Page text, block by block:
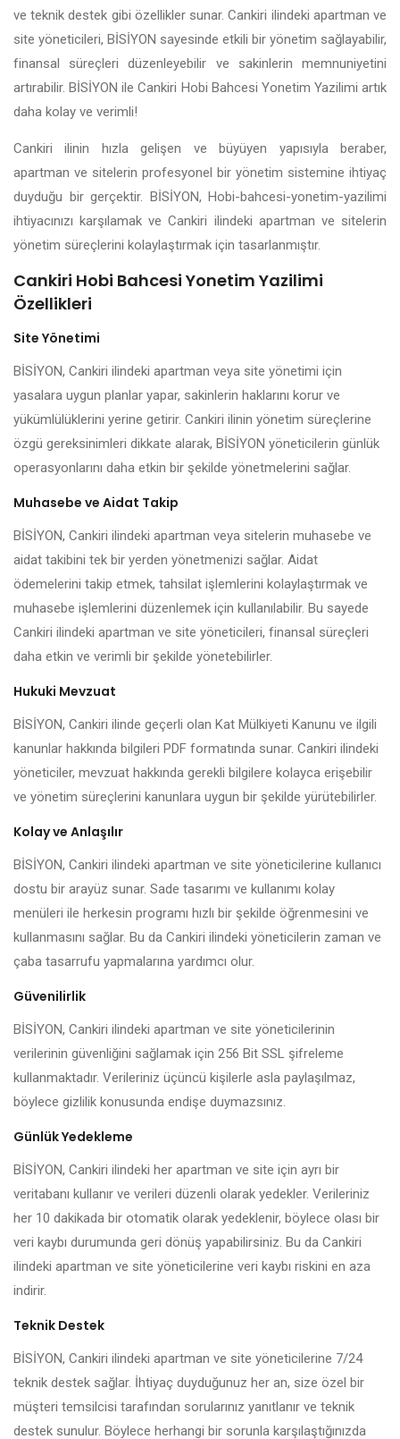
ve teknik destek gibi özellikler sunar. Cankiri ilindeki apartman ve
site yöneticileri, BİSİYON sayesinde etkili bir yönetim sağlayabilir,
finansal süreçleri düzenleyebilir ve sakinlerin memnuniyetini
artırabilir. BİSİYON ile Cankiri Hobi Bahcesi Yonetim Yazilimi artık
daha kolay ve verimli!
Cankiri ilinin hızla gelişen ve büyüyen yapısıyla beraber,
apartman ve sitelerin profesyonel bir yönetim sistemine ihtiyaç
duyduğu bir gerçektir. BİSİYON, Hobi-bahcesi-yonetim-yazilimi
ihtiyacınızı karşılamak ve Cankiri ilindeki apartman ve sitelerin
yönetim süreçlerini kolaylaştırmak için tasarlanmıştır.
Cankiri Hobi Bahcesi Yonetim Yazilimi
Özellikleri
Site Yönetimi
BİSİYON, Cankiri ilindeki apartman veya site yönetimi için
yasalara uygun planlar yapar, sakinlerin haklarını korur ve
yükümlülüklerini yerine getirir. Cankiri ilinin yönetim süreçlerine
özgü gereksinimleri dikkate alarak, BİSİYON yöneticilerin günlük
operasyonlarını daha etkin bir şekilde yönetmelerini sağlar.
Muhasebe ve Aidat Takip
BİSİYON, Cankiri ilindeki apartman veya sitelerin muhasebe ve
aidat takibini tek bir yerden yönetmenizi sağlar. Aidat
ödemelerini takip etmek, tahsilat işlemlerini kolaylaştırmak ve
muhasebe işlemlerini düzenlemek için kullanılabilir. Bu sayede
Cankiri ilindeki apartman ve site yöneticileri, finansal süreçleri
daha etkin ve verimli bir şekilde yönetebilirler.
Hukuki Mevzuat
BİSİYON, Cankiri ilinde geçerli olan Kat Mülkiyeti Kanunu ve ilgili
kanunlar hakkında bilgileri PDF formatında sunar. Cankiri ilindeki
yöneticiler, mevzuat hakkında gerekli bilgilere kolayca erişebilir
ve yönetim süreçlerini kanunlara uygun bir şekilde yürütebilirler.
Kolay ve Anlaşılır
BİSİYON, Cankiri ilindeki apartman ve site yöneticilerine kullanıcı
dostu bir arayüz sunar. Sade tasarımı ve kullanımı kolay
menüleri ile herkesin programı hızlı bir şekilde öğrenmesini ve
kullanmasını sağlar. Bu da Cankiri ilindeki yöneticilerin zaman ve
çaba tasarrufu yapmalarına yardımcı olur.
Güvenilirlik
BİSİYON, Cankiri ilindeki apartman ve site yöneticilerinin
verilerinin güvenliğini sağlamak için 256 Bit SSL şifreleme
kullanmaktadır. Verileriniz üçüncü kişilerle asla paylaşılmaz,
böylece gizlilik konusunda endişe duymazsınız.
Günlük Yedekleme
BİSİYON, Cankiri ilindeki her apartman ve site için ayrı bir
veritabanı kullanır ve verileri düzenli olarak yedekler. Verileriniz
her 10 dakikada bir otomatik olarak yedeklenir, böylece olası bir
veri kaybı durumunda geri dönüş yapabilirsiniz. Bu da Cankiri
ilindeki apartman ve site yöneticilerine veri kaybı riskini en aza
indirir.
Teknik Destek
BİSİYON, Cankiri ilindeki apartman ve site yöneticilerine 7/24
teknik destek sağlar. İhtiyaç duyduğunuz her an, size özel bir
müşteri temsilcisi tarafından sorularınız yanıtlanır ve teknik
destek sunulur. Böylece herhangi bir sorunla karşılaştığınızda